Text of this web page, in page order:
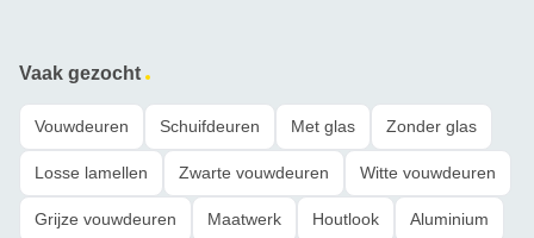
Vaak gezocht
Vouwdeuren Schuifdeuren Met glas Zonder glas
Losse lamellen Zwarte vouwdeuren Witte vouwdeuren
Grijze vouwdeuren Maatwerk Houtlook Aluminium